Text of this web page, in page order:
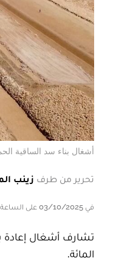
أشغال بناء سد الساقية
تحرير من طرف زينب
في 03/10/2025 على الساعة 19:03
المائة.